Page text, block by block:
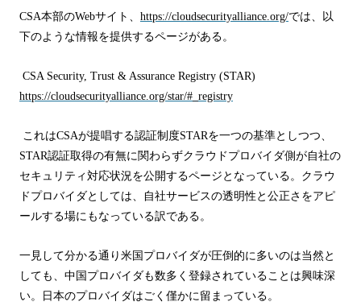
CSA本部のWebサイト、 https://cloudsecurityalliance.org/では、以
下のような情報を提供するページがある。
CSA Security, Trust & Assurance Registry (STAR)
https://cloudsecurityalliance.org/star/#_registry
これはCSAが提唱する認証制度STARを一つの基準としつつ、
STAR認証取得の有無に関わらずクラウドプロバイダ側が自社の
セキュリティ対応状況を公開するページとなっている。クラウ
ドプロバイダとしては、自社サービスの透明性と公正さをアピ
ールする場にもなっている訳である。
一見して分かる通り米国プロバイダが圧倒的に多いのは当然と
しても、中国プロバイダも数多く登録されていることは興味深
い。日本のプロバイダはごく僅かに留まっている。